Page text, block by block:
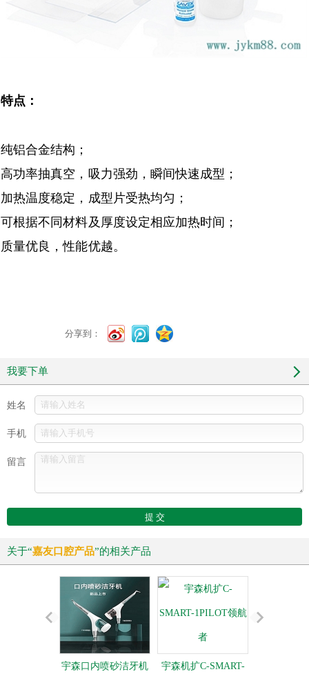
特点：
纯铝合金结构；
高功率抽真空，吸力强劲，瞬间快速成型；
加热温度稳定，成型片受热均匀；
可根据不同材料及厚度设定相应加热时间；
质量优良，性能优越。
分享到：
我要下单
姓名
手机
留言
关于“嘉友口腔产品”的相关产品
宇森口内喷砂洁牙机 宇森机扩C-SMART-